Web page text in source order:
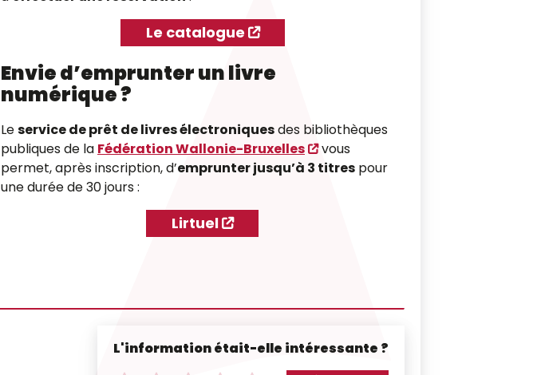
Le catalogue
Envie d’emprunter un livre
numérique ?
Leservice de prêt de livres électroniquesdes bibliothèques
publiques de la Fédération Wallonie-Bruxelles
vous
permet, après inscription, d’emprunter jusqu’à 3 titres pour
une durée de 30 jours :
Lirtuel
L'information était-elle intéressante ?